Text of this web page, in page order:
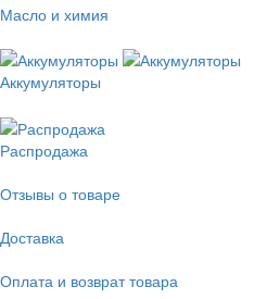
Масло и химия
Аккумуляторы
Распродажа
Отзывы о товаре
Доставка
Оплата и возврат товара